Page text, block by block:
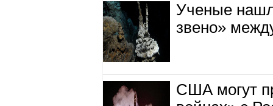
Ученые
звено»
США могут